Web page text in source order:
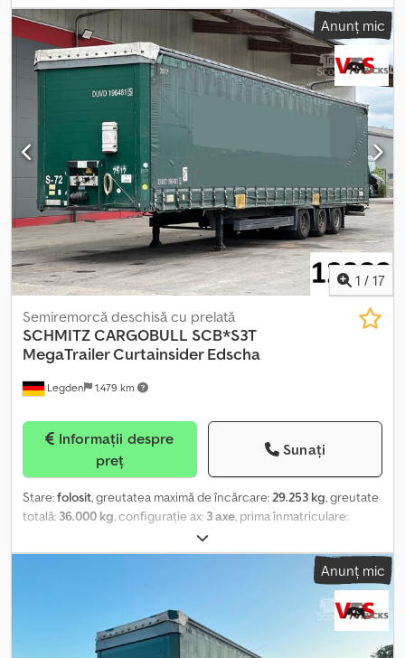
spațiului de încărcare:2.480 mm, înălțime spațiu de încărcare:
3.000 mm, Dotări:
, * Prelată culisantă Edscha * Prelată
culisantă cu sistem de securitate anti-furt pe ambele părți * Pană
de siguranță * Cutie de depozitare * CodeXL * Sistem EBS-E
Wabco pentru remorci Csdpszq Nzvsfx Angorf * Suspensie
pneumatică * Axa Schmitz cu frână cu disc ----Număr intern al
vehiculului: 12286 Ne asumăm dreptul de a corecta eventualele
erori și de a vinde vehiculul înainte.
Anunț mic
1 / 17
Legden 1.479 km
Semiremorcă deschisă cu prelată
SCHMITZ CARGOBULL SCB*S3T
MegaTrailer Curtainsider Edscha
preț
Sunați
Stare:folosit, greutatea maximă de încărcare:29.253 kg, greutate
totală: 36.000 kg, configurație ax: 3 axe, prima înmatriculare:
, lungimea spațiului de încărcare:
spațiului de încărcare:2.480 mm, înălțime spațiu de încărcare:
, * Prelată glisantă Edscha * Prelată de
tensionare glisantă, protejată împotriva furtului pe ambele părți *
Pană de siguranță * Cutie de depozitare * CodeXL Crsdpfx Anszq
Nz Aegsf * Sistem EBS-E Wabco pentru remorcă * Suspensie
pneumatică * Axa Schmitz cu frână cu disc ----Număr intern de
Anunț mic